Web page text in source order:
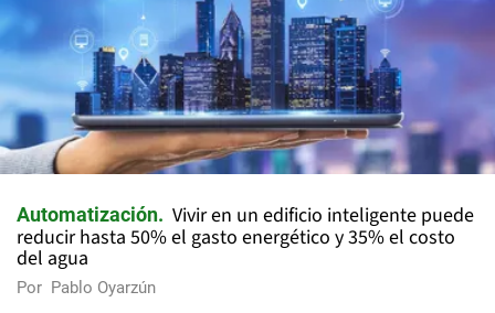
Automatización
Vivir en un edificio inteligente puede
reducir hasta 50% el gasto energético y 35% el costo
del agua
Por Pablo Oyarzún